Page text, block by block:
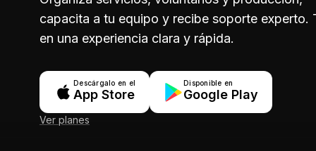
capacita a tu equipo y recibe soporte experto.
en una experiencia clara y rápida.
Descárgalo en el
App Store
Disponible en
Google Play
Ver planes